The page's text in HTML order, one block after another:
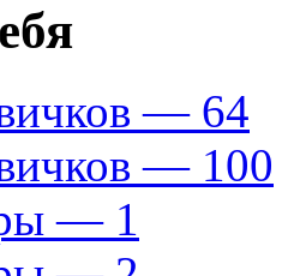
— 64
— 100
— 1